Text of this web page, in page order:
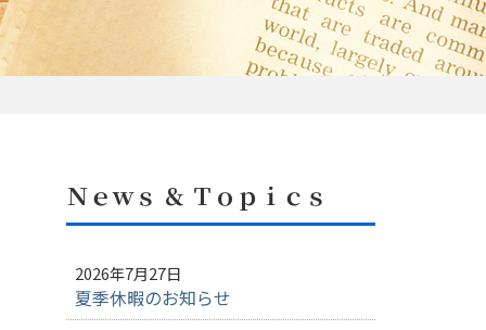
Ｎｅｗｓ ＆ Ｔｏｐｉｃｓ
2026年7月27日
夏季休暇のお知らせ